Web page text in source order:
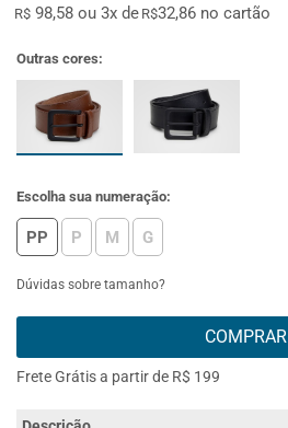
R$ 98,58 ou 3x deR$32,86 no cartão
Outras cores:
Escolha sua numeração:
PP P M G
Dúvidas sobre tamanho?
COMPRAR
Frete Grátis a partir de R$ 199